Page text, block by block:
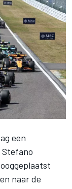
een
Stefano
naar de